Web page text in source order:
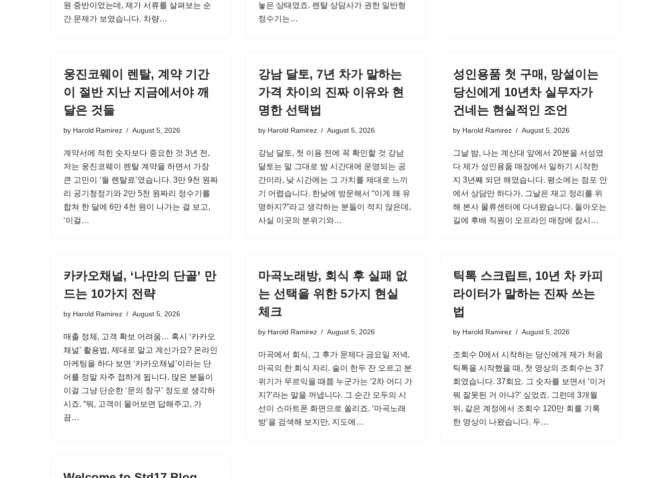
원 중반이었는데, 제가 서류를 살펴보는 순
간 문제가 보였습니다. 차량…
놓은 상태였죠. 렌탈 상담사가 권한 일반형
정수기는…
웅진코웨이 렌탈, 계약 기간
이 절반 지난 지금에서야 깨
달은 것들
by Harold Ramirez August 5, 2026
계약서에 적힌 숫자보다 중요한 것 3년 전,
저는 웅진코웨이 렌탈 계약을 하면서 가장
큰 고민이 ‘월 렌탈료’였습니다. 3만 9천 원짜
리 공기청정기와 2만 5천 원짜리 정수기를
합쳐 한 달에 6만 4천 원이 나가는 걸 보고,
‘이걸…
강남 달토, 7년 차가 말하는
가격 차이의 진짜 이유와 현
명한 선택법
by Harold Ramirez August 5, 2026
강남 달토, 첫 이용 전에 꼭 확인할 것 강남
달토는 말 그대로 밤 시간대에 운영되는 공
간이라, 낮 시간에는 그 가치를 제대로 느끼
기 어렵습니다. 한낮에 방문해서 “이게 왜 유
명하지?”라고 생각하는 분들이 적지 않은데,
사실 이곳의 분위기와…
성인용품 첫 구매, 망설이는
당신에게 10년차 실무자가
건네는 현실적인 조언
by Harold Ramirez August 5, 2026
그날 밤, 나는 계산대 앞에서 20분을 서성였
다 제가 성인용품 매장에서 일하기 시작한
지 3년째 되던 해였습니다. 평소에는 점포 안
에서 상담만 하다가, 그날은 재고 정리를 위
해 본사 물류센터에 다녀왔습니다. 돌아오는
길에 후배 직원이 오프라인 매장에 잠시…
카카오채널, ‘나만의 단골’ 만
드는 10가지 전략
by Harold Ramirez August 5, 2026
매출 정체, 고객 확보 어려움… 혹시 ‘카카오
채널’ 활용법, 제대로 알고 계신가요? 온라인
마케팅을 하다 보면 ‘카카오채널’이라는 단
어를 정말 자주 접하게 됩니다. 많은 분들이
이걸 그냥 단순한 ‘문의 창구’ 정도로 생각하
시죠. “뭐, 고객이 물어보면 답해주고, 가
끔…
마곡노래방, 회식 후 실패 없
는 선택을 위한 5가지 현실
체크
by Harold Ramirez August 5, 2026
마곡에서 회식, 그 후가 문제다 금요일 저녁,
마곡의 한 회식 자리. 술이 한두 잔 오르고 분
위기가 무르익을 때쯤 누군가는 ‘2차 어디 가
지?’라는 말을 꺼냅니다. 그 순간 모두의 시
선이 스마트폰 화면으로 쏠리죠. ‘마곡노래
방’을 검색해 보지만, 지도에…
틱톡 스크립트, 10년 차 카피
라이터가 말하는 진짜 쓰는
법
by Harold Ramirez August 5, 2026
조회수 0에서 시작하는 당신에게 제가 처음
틱톡을 시작했을 때, 첫 영상의 조회수는 37
회였습니다. 37회요. 그 숫자를 보면서 ‘이거
뭐 잘못된 거 아냐?’ 싶었죠. 그런데 3개월
뒤, 같은 계정에서 조회수 120만 회를 기록
한 영상이 나왔습니다. 두…